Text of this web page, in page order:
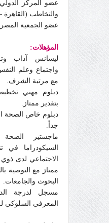
عضو المركز
والتخاطب (القاهرة
عضو الجمعية
المؤهلات:
ليسانس آداب
واجتماع وعلم
مع مرتبة الشرف.
دبلوم مهني
بتقدير ممتاز.
دبلوم خاص الصحة
جداً.
ماجستير
السيكودراما في
الاجتماعي لدى ذوي
ممتاز مع التوصية
البحوث والجامعات.
مسجل لدرجة
المعرفي السلوكي